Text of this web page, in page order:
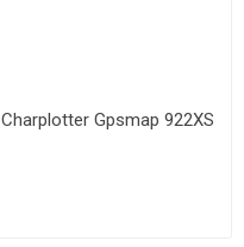
Charplotter Gpsmap 922XS